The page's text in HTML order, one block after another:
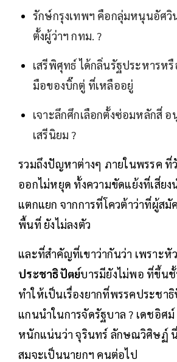
รักษ์กรุงเทพฯ คือกลุ่มหนุนอัศวิ
ตั้งผู้ว่าฯ กทม. ?
เสรีพิศุทธ์ ได้กลิ่นรัฐประหารห
มือของบิ๊กตู่ ที่เหลืออยู่
เจาะลึกศึกเลือกตั้งซ่อมหลักสี่ อ
เสรีนิยม ?
รวมถึงปัญหาต่างๆ ภายในพรรค ที่
ออกไม่หยุด ทั้งความขัดแย้งที่เสี่ยง
แตกแยก จากการที่โควต้าว่าที่ผู้สมั
พื้นที่ ยังไม่ลงตัว
และที่สำคัญที่เขาว่ากันว่า เพราะหั
ประชาธิปัตย์บารมียังไม่พอ ที่ขึ้น
ทำให้เป็นเรื่องยากที่พรรคประชา
แกนนำในการจัดรัฐบาล ? เดชอิศ
หนักแน่นว่า จุรินทร์ ลักษณวิศิษฏ์
สมจะเป็นนายกฯ คนต่อไป